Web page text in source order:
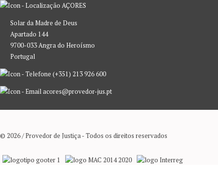
AÇORES
Solar da Madre de Deus
Apartado 144
9700-033 Angra do Heroísmo
Portugal
(+351) 213 926 600
acores@provedor-jus.pt
© 2026 / Provedor de Justiça - Todos os direitos reservados